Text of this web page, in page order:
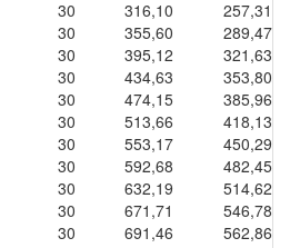
30 316,10
257,31
30 355,60
289,47
30 395,12
321,63
30 434,63
353,80
30 474,15
385,96
30 513,66
418,13
30 553,17
450,29
30 592,68
482,45
30 632,19
514,62
30 671,71
546,78
30 691,46
562,86